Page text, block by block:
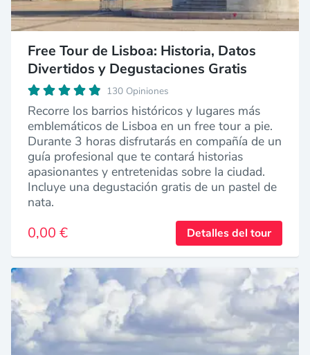
Free Tour de Lisboa: Historia, Datos
Divertidos y Degustaciones Gratis
130 Opiniones
Recorre los barrios históricos y lugares más
emblemáticos de Lisboa en un free tour a pie.
Durante 3 horas disfrutarás en compañía de un
guía profesional que te contará historias
apasionantes y entretenidas sobre la ciudad.
Incluye una degustación gratis de un pastel de
nata.
0,00 € Detalles del tour